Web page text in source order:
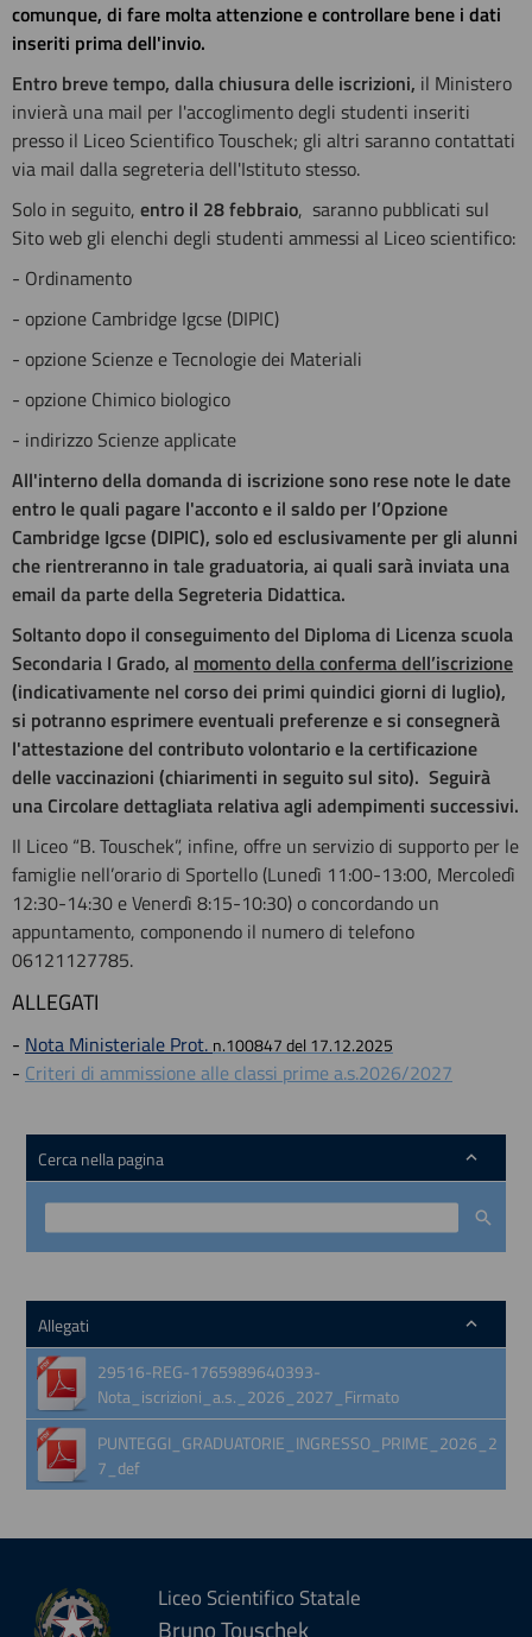
comunque, di fare molta attenzione e controllare bene i dati
inseriti prima dell'invio.
Entro breve tempo, dalla chiusura delle iscrizioni, il Ministero
invierà una mail per l'accoglimento degli studenti inseriti
presso il Liceo Scientifico Touschek; gli altri saranno contattati
via mail dalla segreteria dell'Istituto stesso.
Solo in seguito, entro il 28 febbraio, saranno pubblicati sul
Sito web gli elenchi degli studenti ammessi al Liceo scientifico:
- Ordinamento
- opzione Cambridge Igcse (DIPIC)
- opzione Scienze e Tecnologie dei Materiali
- opzione Chimico biologico
- indirizzo Scienze applicate
All'interno della domanda di iscrizione sono rese note le date
entro le quali pagare l'acconto e il saldo per l’Opzione
Cambridge Igcse (DIPIC), solo ed esclusivamente per gli alunni
che rientreranno in tale graduatoria, ai quali sarà inviata una
email da parte della Segreteria Didattica.
Soltanto dopo il conseguimento del Diploma di Licenza scuola
Secondaria I Grado, al momento della conferma dell’iscrizione
(indicativamente nel corso dei primi quindici giorni di luglio),
si potranno esprimere eventuali preferenze e si consegnerà
l'attestazione del contributo volontario e la certificazione
delle vaccinazioni (chiarimenti in seguito sul sito). Seguirà
una Circolare dettagliata relativa agli adempimenti successivi.
Il Liceo “B. Touschek”, infine, offre un servizio di supporto per le
famiglie nell’orario di Sportello (Lunedì 11:00-13:00, Mercoledì
12:30-14:30 e Venerdì 8:15-10:30) o concordando un
appuntamento, componendo il numero di telefono
06121127785.
ALLEGATI
- Nota Ministeriale Prot. n.100847 del 17.12.2025
- Criteri di ammissione alle classi prime a.s.2026/2027
Cerca nella pagina
Allegati
29516-REG-1765989640393-
Nota_iscrizioni_a.s._2026_2027_Firmato
PUNTEGGI_GRADUATORIE_INGRESSO_PRIME_2026_2
7_def
Liceo Scientifico Statale
Bruno Touschek